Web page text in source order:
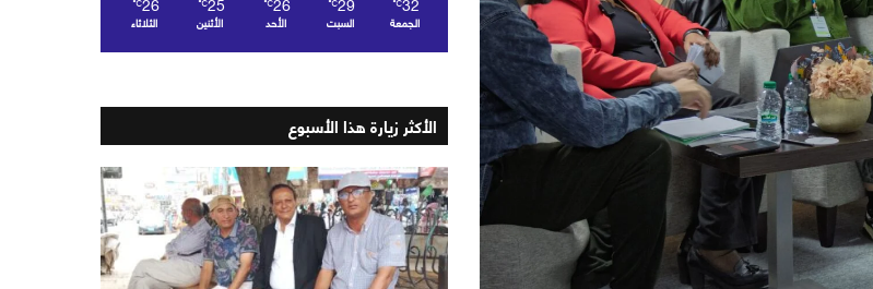
الجمعة السبت الأحد الأثنين الثلاثاء
الأكثر زيارة هذا الأسبوع